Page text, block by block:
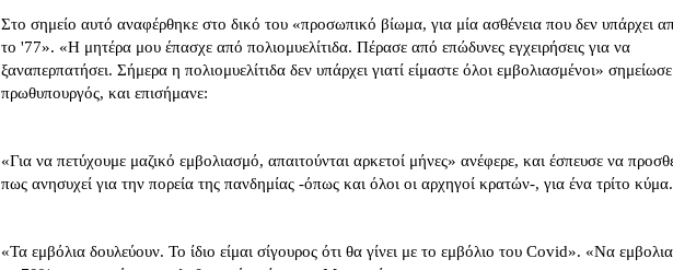
Στο σημείο αυτό αναφέρθηκε στο δικό του «προσωπικό βίωμα, για μία ασθένεια που δεν υπάρχει
το '77». «Η μητέρα μου έπασχε από πολιομυελίτιδα. Πέρασε από επώδυνες εγχειρήσεις για να
ξαναπερπατήσει. Σήμερα η πολιομυελίτιδα δεν υπάρχει γιατί είμαστε όλοι εμβολιασμένοι»
πρωθυπουργός, και επισήμανε:
«Για να πετύχουμε μαζικό εμβολιασμό, απαιτούνται αρκετοί μήνες» ανέφερε, και έσπευσε να
πως ανησυχεί για την πορεία της πανδημίας -όπως και όλοι οι αρχηγοί κρατών-, για ένα τρίτο κύμα.
«Τα εμβόλια δουλεύουν. Το ίδιο είμαι σίγουρος ότι θα γίνει με το εμβόλιο του Covid». «Να